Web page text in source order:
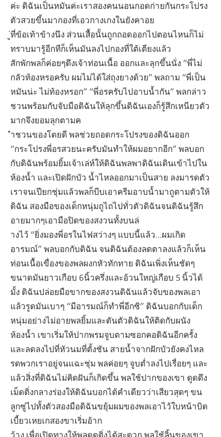
ค่ะ ดิฉันเป็นหมันค่ะเราสองคนนอนกอดก่ายกันกระโปรง
ตัวสวยขึ้นมากองที่เอวกางเกงในยังคาอย
ู่ที่ข้อเท้าข้างนึง ส่วนเสื้อนั้นถูกถอดออกไปตอนไหนก็ไม่
ทราบมารู้อีกทีก็เห็นมันลงไปกองที่ใต้เตียงแล้ว
สักพักพลก็ค่อยๆดึงเจ้าท่อนเนื้อ ออกและลุกขึ้นนั่ง “พี่ไม่
กลัวท้องหรอครับ ผมไม่ได้ใส่ถุงยางด้วย” พลถาม “พี่เป็น
หมันน่ะ ไม่ท้องหรอก” “พี่อรครับไปอาบน้ำกัน” พลกล่าว
ชวนพร้อมกับจับมือดิฉันให้ลุกขึ้นดิฉันเองก็รู้สึกเหนียวตัว
มากจึงยอมลุกตามค
ำชวนของโดยดี พลช่วยถอดกระโปรงของดิฉันออก
“กระโปรงพี่อรสวยนะครับมันทำให้ผมอยากอีก” พลบอก
กับดิฉันพร้อมยิ้มเจ้าเล่ห์ให้ดิฉันพลพาดิฉันเดินเข้าไปใน
ห้องน้ำ และเปิดฝักบัว น้ำไหลออกมาเป็นสาย ลงมารดตัว
เราจนเปียกชุ่มแล้วพลก็บีบเอาครีมอาบน้ำมาถูตามตัวให้
ดิฉัน สองมือของเด็กหนุ่มถูไถไปทั่วตัวดิฉันจนดิฉันรู้สึก
อายมากๆเอามือปิดของสงวนทั้งบนล่
างไว้ “ยิ่งมองพี่อรในไฟสว่างๆ แบบนี้แล้ว…ผมเกิด
อารมณ์” พลบอกกับดิฉัน จนดิฉันต้องลดตาลงแล้วก็เห็น
ท่อนเนื้อเขื่องของพลผงกหัวทักทาย ดิฉันเพิ่งเห็นชัดๆ
ขนาดมันยาวเกือบ 6นิ้วครึ่งและอ้วนใหญ่เกือบ 5 นิ้วได้
มั้ง ดิฉันปล่อยมือขากของสงวนดิฉันแล้วจับของพลเอา
แล้วรูดมันเบาๆ “มีอารมณ์ก็ทำพี่อีกซิ” ดิฉันบอกกับเด็ก
หนุ่มอย่างไม่อายพลยิ้มและดันตัวดิฉันให้ติดกับผนัง
ห้องน้ำ เขาเริ่มให้ปากพรมจูบตามซอกคอดิฉันอีกครั้ง
และลดลงไปที่หัวนมที่ตั้งชัน สายน้ำจากฝักบัวยังคงไหล
รดพวกเราอยู่จนแฉะชุ่ม พลค่อยๆ จูบต่ำลงไปเรื่อยๆ และ
แล้วสิ่งที่ดิฉันไม่คิดฝันก็เกิดขึ้น พลใช้ปากของเขา ดูดดึง
เม็ดติ่งกลางร่องให้ดิฉันบอกได้คำเดียวว่าเสียวสุดๆ ขน
ลูกซู่ไปทั้งตัวสองมือดิฉันขยุ้มผมของพลเอาไว้ใบหน้าบิด
เบี้ยวเหยเกสองขาเริ่มอ้าก
ว้าง เพื่อเปิดทางให้พลดูดติ่งได้สะดวก พลใช้ลิ้นของเขา